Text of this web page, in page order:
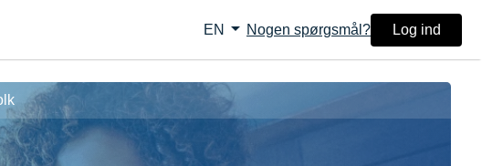
EN arrow_drop_down Nogen spørgsmål? Log ind